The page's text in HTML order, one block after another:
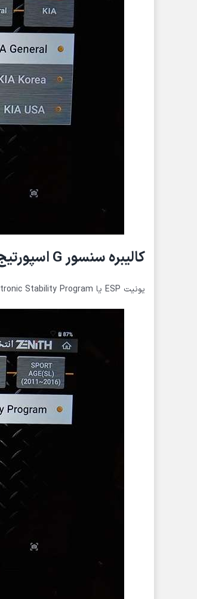
کالیبره سنسور G اسپورتیج در دیاگ زنیت
یونیت ESP یا Electronic Stability Program کلیک میکنیم و سپس تایید می نماییم.